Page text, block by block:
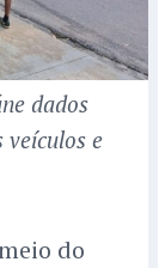
dados
veículos e
do